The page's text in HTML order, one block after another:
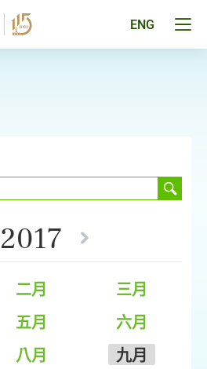
ENG
2017
二月
三月
五月
六月
八月
九月